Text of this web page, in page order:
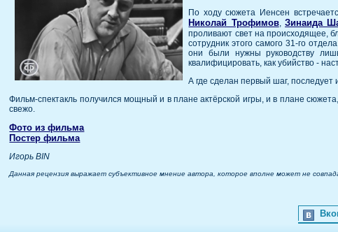
По ходу сюжета Иенсен
Николай Трофимов,Зинаида
проливают свет на происходящее,
сотрудник этого самого 31-го
они были нужны руководству
квалифицировать, как убийство -
А где сделан первый шаг,
Фильм-спектакль получился мощный и в плане актёрской игры, и в плане
свежо.
Фото из фильма
Постер фильма
Игорь BIN
Данная рецензия выражает субъективное мнение автора, которое вполне может не